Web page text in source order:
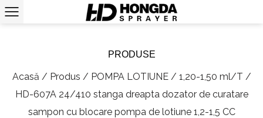
PRODUSE
Acasă / Produs / POMPA LOTIUNE/ 1,20-1,50 ml/T /
HD-607A 24/410 stanga dreapta dozator de curatare
sampon cu blocare pompa de lotiune 1,2-1,5 CC